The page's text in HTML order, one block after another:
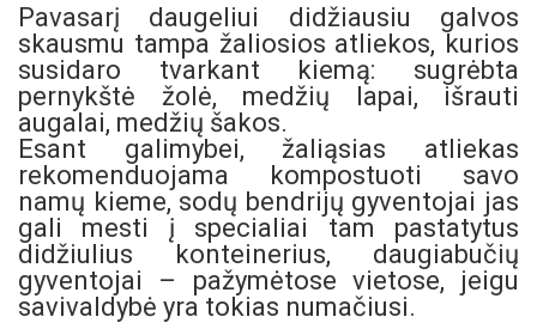
Pavasarį daugeliui didžiausiu galvos
skausmu tampa žaliosios atliekos, kurios
susidaro tvarkant kiemą: sugrėbta
pernykštė žolė, medžių lapai, išrauti
augalai, medžių šakos.
Esant galimybei, žaliąsias atliekas
rekomenduojama kompostuoti savo
namų kieme, sodų bendrijų gyventojai jas
gali mesti į specialiai tam pastatytus
didžiulius konteinerius, daugiabučių
gyventojai – pažymėtose vietose, jeigu
savivaldybė yra tokias numačiusi.